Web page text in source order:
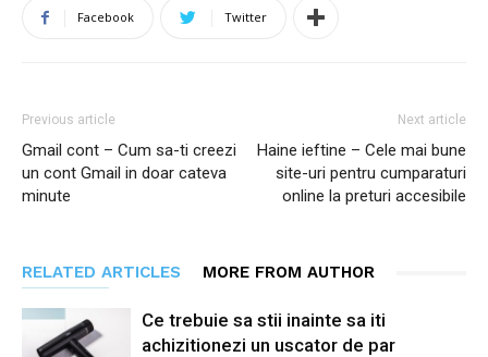
Facebook Twitter
Previous article
Gmail cont – Cum sa-ti creezi
un cont Gmail in doar cateva
minute
Next article
Haine ieftine – Cele mai bune
site-uri pentru cumparaturi
online la preturi accesibile
RELATED ARTICLES MORE FROM AUTHOR
Ce trebuie sa stii inainte sa iti
achizitionezi un uscator de par